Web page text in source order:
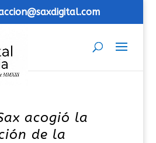
acogió la
de la